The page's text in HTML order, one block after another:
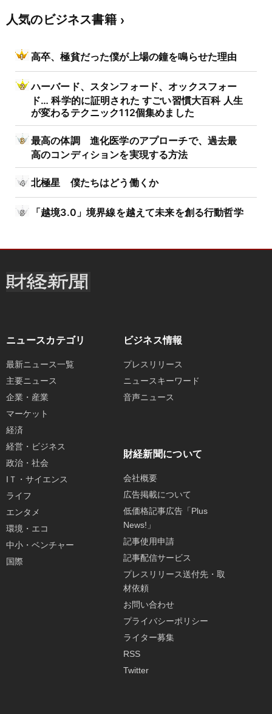
人気のビジネス書籍
高卒、極貧だった僕が上場の鐘を鳴らせた理由
ハーバード、スタンフォード、オックスフォー
ド… 科学的に証明された すごい習慣大百科 人生
が変わるテクニック112個集めました
最高の体調 進化医学のアプローチで、過去最
高のコンディションを実現する方法
北極星 僕たちはどう働くか
「越境3.0」境界線を越えて未来を創る行動哲学
ニュースカテゴリ
最新ニュース一覧
主要ニュース
企業・産業
マーケット
経済
経営・ビジネス
政治・社会
IＴ・サイエンス
ライフ
エンタメ
環境・エコ
中小・ベンチャー
国際
ビジネス情報
プレスリリース
ニュースキーワード
音声ニュース
財経新聞について
会社概要
広告掲載について
低価格記事広告「Plus
News!」
記事使用申請
記事配信サービス
プレスリリース送付先・取
材依頼
お問い合わせ
プライバシーポリシー
ライター募集
RSS
Twitter